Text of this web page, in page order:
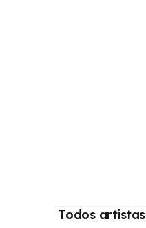
Todos artistas